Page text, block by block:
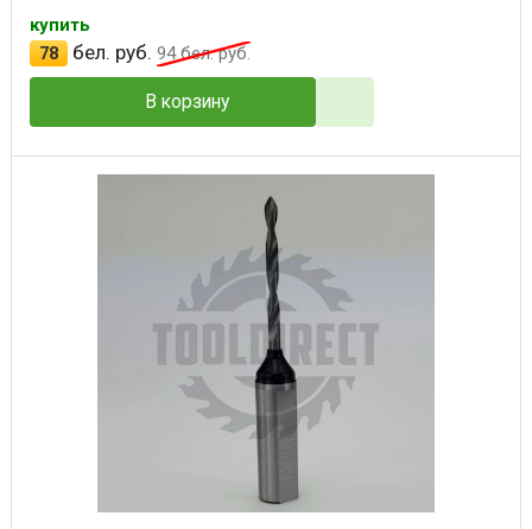
купить
78
бел. руб. 94бел. руб.
В корзину